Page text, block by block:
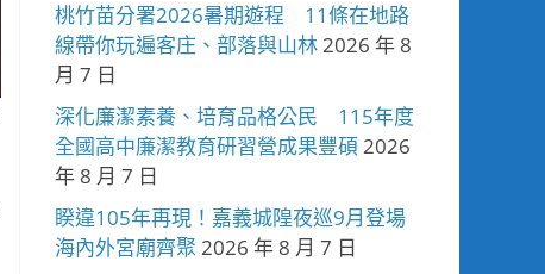
桃竹苗分署2026暑期遊程 11條在地路
線帶你玩遍客庄、部落與山林2026 年 8
月 7 日
深化廉潔素養、培育品格公民 115年度
全國高中廉潔教育研習營成果豐碩 2026
年 8 月 7 日
睽違105年再現！嘉義城隍夜巡9月登場
海內外宮廟齊聚 2026 年 8 月 7 日